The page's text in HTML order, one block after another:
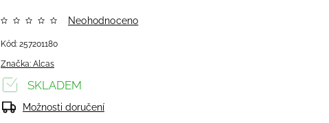
Značka: Alcas
Neohodnoceno
Kód: 257201180
SKLADEM
Možnosti doručení